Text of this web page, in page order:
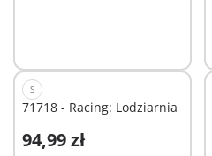
S
71718 - Racing: Lodziarnia
94,99 zł
Dodaj do koszyka